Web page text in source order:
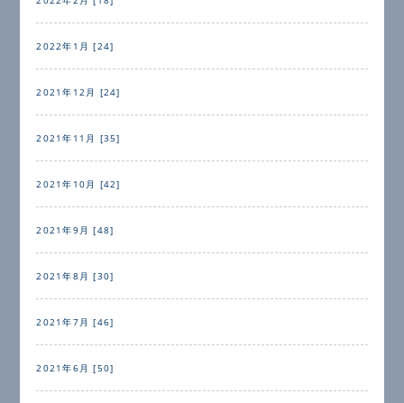
2022年1月 [24]
2021年12月 [24]
2021年11月 [35]
2021年10月 [42]
2021年9月 [48]
2021年8月 [30]
2021年7月 [46]
2021年6月 [50]